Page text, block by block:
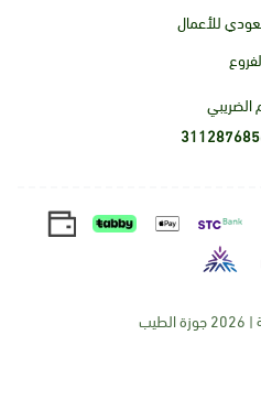
للأعمال
الضريبي
جوزة الطيب